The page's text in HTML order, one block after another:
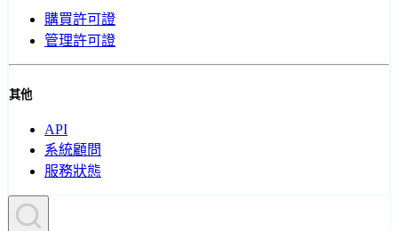
購買許可證
管理許可證
其他
API
系統顧問
服務狀態